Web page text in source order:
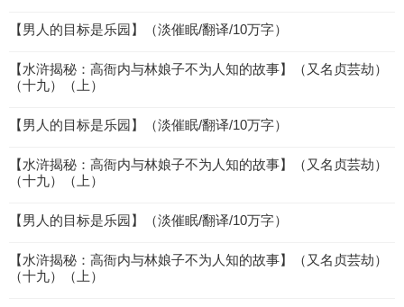
【男人的目标是乐园】（淡催眠/翻译/10万字）
【水浒揭秘：高衙内与林娘子不为人知的故事】（又名贞芸劫）
（十九）（上）
【男人的目标是乐园】（淡催眠/翻译/10万字）
【水浒揭秘：高衙内与林娘子不为人知的故事】（又名贞芸劫）
（十九）（上）
【男人的目标是乐园】（淡催眠/翻译/10万字）
【水浒揭秘：高衙内与林娘子不为人知的故事】（又名贞芸劫）
（十九）（上）